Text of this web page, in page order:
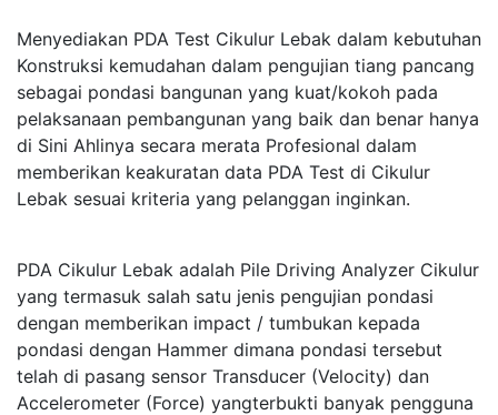
Menyediakan PDA Test Cikulur Lebak dalam kebutuhan
Konstruksi kemudahan dalam pengujian tiang pancang
sebagai pondasi bangunan yang kuat/kokoh pada
pelaksanaan pembangunan yang baik dan benar hanya
di Sini Ahlinya secara merata Profesional dalam
memberikan keakuratan data PDA Test di Cikulur
Lebak sesuai kriteria yang pelanggan inginkan.
PDA Cikulur Lebak adalah Pile Driving Analyzer Cikulur
yang termasuk salah satu jenis pengujian pondasi
dengan memberikan impact / tumbukan kepada
pondasi dengan Hammer dimana pondasi tersebut
telah di pasang sensor Transducer (Velocity) dan
Accelerometer (Force) yangterbukti banyak pengguna